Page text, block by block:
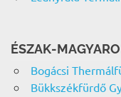
ÉSZAK-
Bogácsi
Bükkszékfürdő